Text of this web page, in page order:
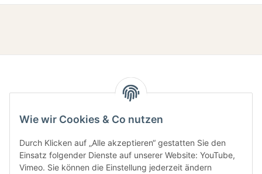
Gesetzliche Informationen
Wie wir Cookies & Co nutzen
Durch Klicken auf „Alle akzeptieren“ gestatten Sie den
Einsatz folgender Dienste auf unserer Website: YouTube,
Vimeo. Sie können die Einstellung jederzeit ändern